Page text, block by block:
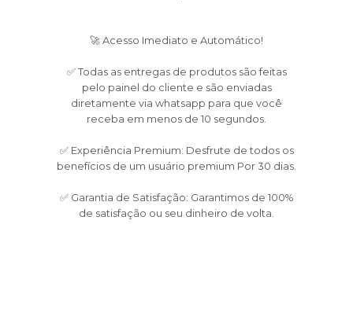
🚀 Acesso Imediato e Automático!
✅ Todas as entregas de produtos são feitas
pelo painel do cliente e são enviadas
diretamente via whatsapp para que você
receba em menos de 10 segundos.
✅ Experiência Premium: Desfrute de todos os
benefícios de um usuário premium Por 30 dias.
✅ Garantia de Satisfação: Garantimos de 100%
de satisfação ou seu dinheiro de volta.